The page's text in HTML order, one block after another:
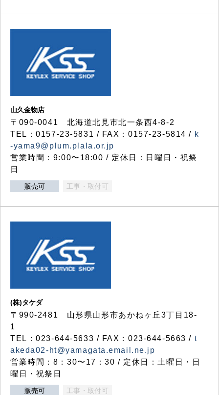
山久金物店
〒090-0041 北海道北見市北一条西4-8-2
TEL：0157-23-5831 / FAX：0157-23-5814 / k
-yama9@plum.plala.or.jp
営業時間：9:00〜18:00 / 定休日：日曜日・祝祭
日
販売可 工事・取付可
(株)タケダ
〒990-2481 山形県山形市あかねヶ丘3丁目18-
1
TEL：023-644-5633 / FAX：023-644-5663 / t
akeda02-ht@yamagata.email.ne.jp
営業時間：8：30〜17：30 / 定休日：土曜日・日
曜日・祝祭日
販売可 工事・取付可